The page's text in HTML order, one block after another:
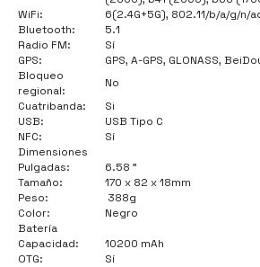
WiFi:
6(2.4G+5G), 802.11/b/a/g/n/
Bluetooth:
5.1
Radio FM:
Sí
GPS:
GPS, A-GPS, GLONASS,
Bloqueo
regional:
No
Cuatribanda:
Si
USB:
USB Tipo C
NFC:
Sí
Dimensiones
Pulgadas:
6.58 "
Tamaño:
170 x 82 x 18mm
Peso:
388g
Color:
Negro
Batería
Capacidad:
10200 mAh
OTG:
Sí